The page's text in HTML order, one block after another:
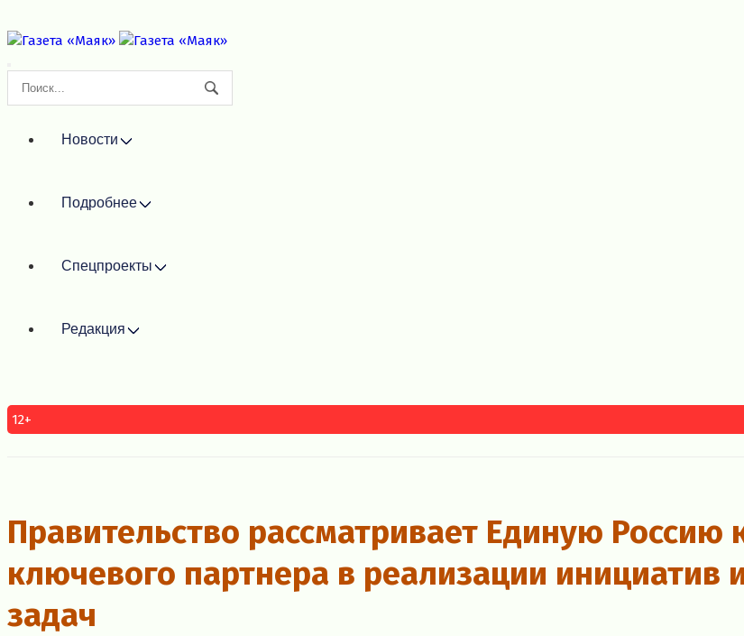
Новости
Подробнее
Спецпроекты
Редакция
12+
Правительство рассматривает Единую Россию
ключевого партнера в реализации инициатив
задач